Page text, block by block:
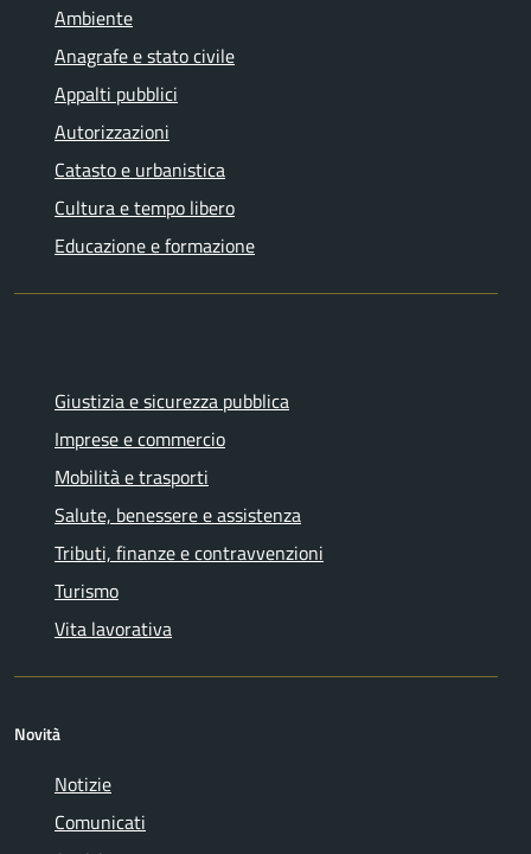
Ambiente
Anagrafe e stato civile
Appalti pubblici
Autorizzazioni
Catasto e urbanistica
Cultura e tempo libero
Educazione e formazione
Giustizia e sicurezza pubblica
Imprese e commercio
Mobilità e trasporti
Salute, benessere e assistenza
Tributi, finanze e contravvenzioni
Turismo
Vita lavorativa
Novità
Notizie
Comunicati